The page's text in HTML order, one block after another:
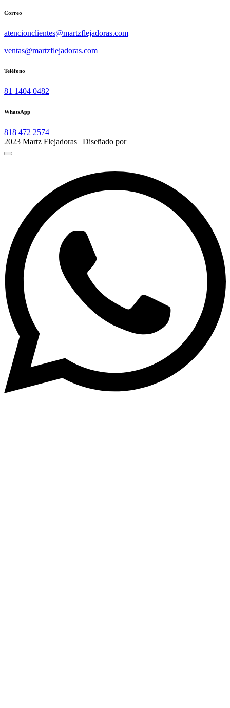
Correo
atencionclientes@martzflejadoras.com
ventas@martzflejadoras.com
Teléfono
81 1404 0482
WhatsApp
818 472 2574
2023 Martz Flejadoras | Diseñado por